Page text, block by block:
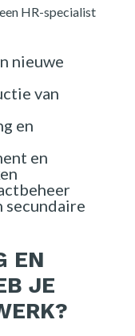
HR-specialist
nieuwe
van
en
en
secundaire
EN
JE